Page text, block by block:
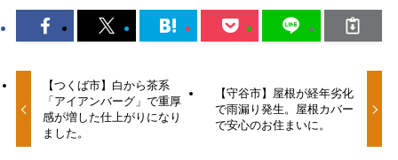
【つくば市】白から茶系
「アイアンバーグ」で重厚
感が増した仕上がりになり
ました。
【守谷市】屋根が経年劣化
で雨漏り発生。屋根カバー
で安心のお住まいに。